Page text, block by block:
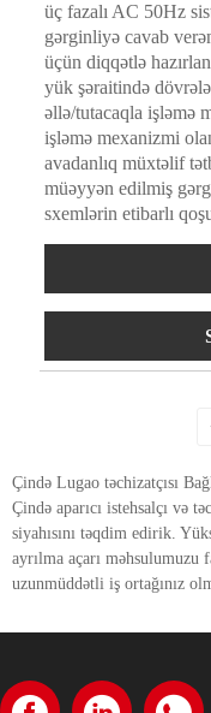
üç fazalı AC 50Hz
gərginliyə cavab
üçün diqqətlə
yük şəraitində
əllə/tutacaqla işləmə
işləmə mexanizmi
avadanlıq müxtəlif
müəyyən edilmiş
sxemlərin etibarlı
Çində Lugao təchizatçısı
Çində aparıcı istehsalçı və
siyahısını təqdim edirik.
ayrılma açarı
uzunmüddətli iş ortağınız